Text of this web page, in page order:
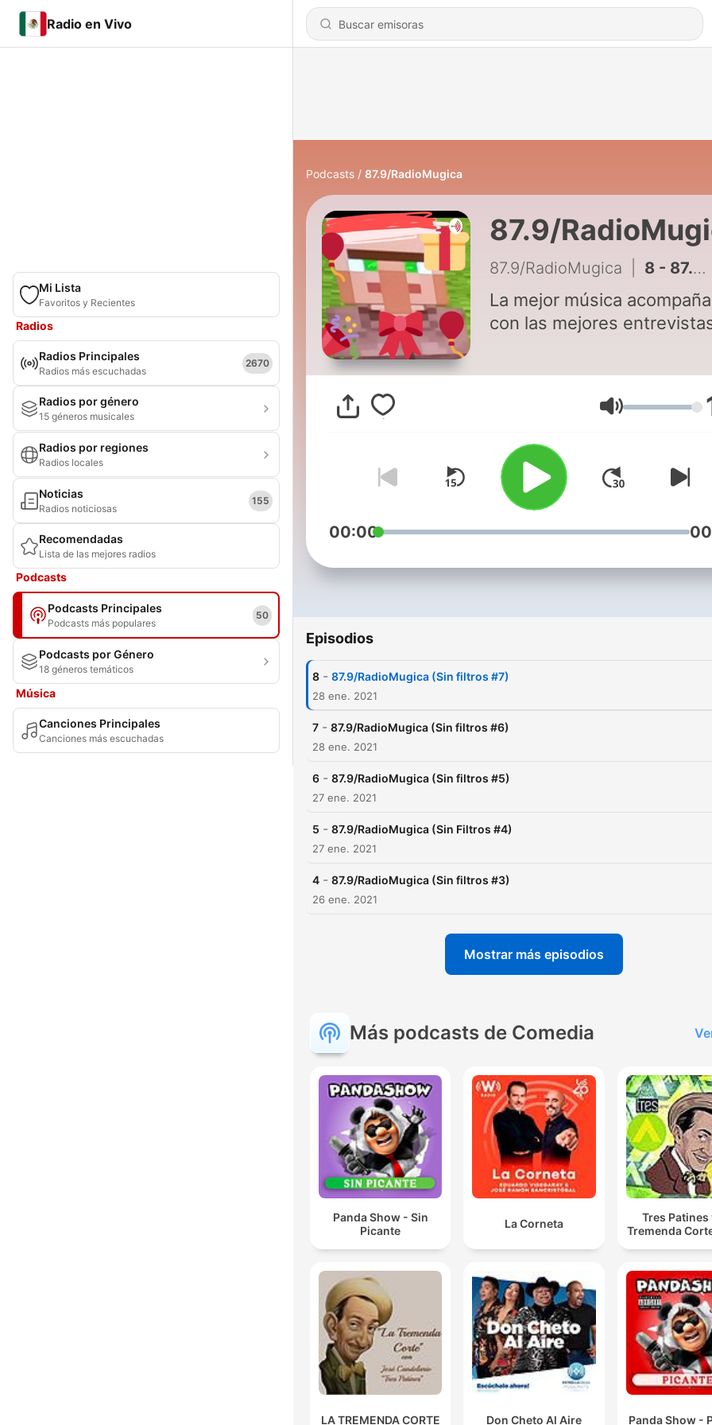
Radio en Vivo
Mi Lista
Favoritos y Recientes
Radios
Radios Principales
Radios más escuchadas
2670
Radios por género
15 géneros musicales
Radios por regiones
Radios locales
Noticias
Radios noticiosas
155
Recomendadas
Lista de las mejores radios
Podcasts
Podcasts Principales
Podcasts más populares
50
Podcasts por Género
18 géneros temáticos
Música
Canciones Principales
Canciones más escuchadas
Podcasts 87.9/RadioMugica
87.9/
87.9/RadioMugica 8 - 87.9/RadioMugica (Sin filtros #7)
La mejor música
con las mejores
Volumen
00:00
Episodios
8 - 87.9/RadioMugica (Sin filtros #7)
28 ene. 2021
7 - 87.9/RadioMugica (Sin filtros #6)
28 ene. 2021
6 - 87.9/RadioMugica (Sin filtros #5)
27 ene. 2021
5 - 87.9/RadioMugica (Sin Filtros #4)
27 ene. 2021
4 - 87.9/RadioMugica (Sin filtros #3)
26 ene. 2021
Mostrar más episodios
Más podcasts de Comedia
Panda Show - Sin
Picante
La Corneta
Tres Patines
Tremenda
LA TREMENDA CORTE Don Cheto Al Aire Panda Show -